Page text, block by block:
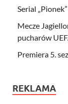
Serial
Mecze
pucharów
Premiera 5.
REKLAMA